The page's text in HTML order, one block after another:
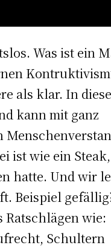
Was ist ein
als klar. In diese
kann mit ganz
ist wie ein Steak,
hatte. Und wir
Beispiel
Ratschlägen wie:
Schultern